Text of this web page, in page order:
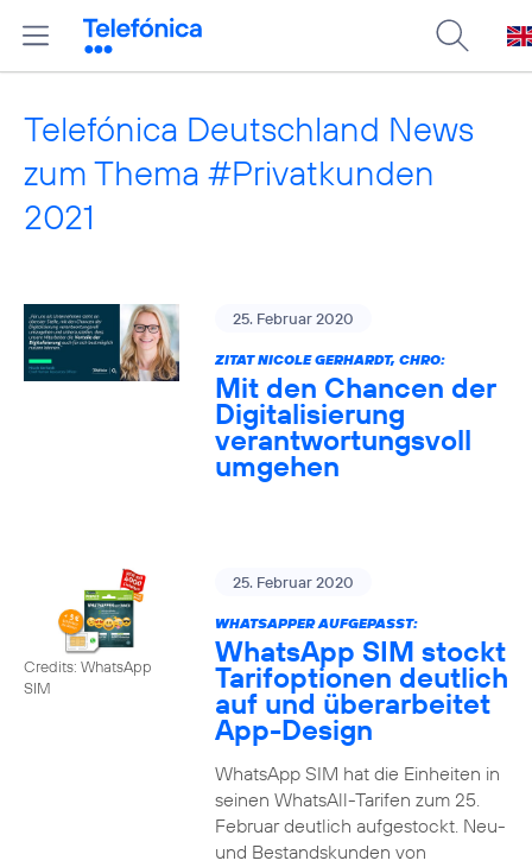
Telefónica Deutschland News
zum Thema #Privatkunden
2021
25. Februar 2020
ZITAT NICOLE GERHARDT, CHRO:
Mit den Chancen der
Digitalisierung
verantwortungsvoll
umgehen
Credits: WhatsApp
SIM
25. Februar 2020
WHATSAPPER AUFGEPASST:
WhatsApp SIM stockt
Tarifoptionen deutlich
auf und überarbeitet
App-Design
WhatsApp SIM hat die Einheiten in
seinen WhatsAll-Tarifen zum 25.
Februar deutlich aufgestockt. Neu-
und Bestandskunden von